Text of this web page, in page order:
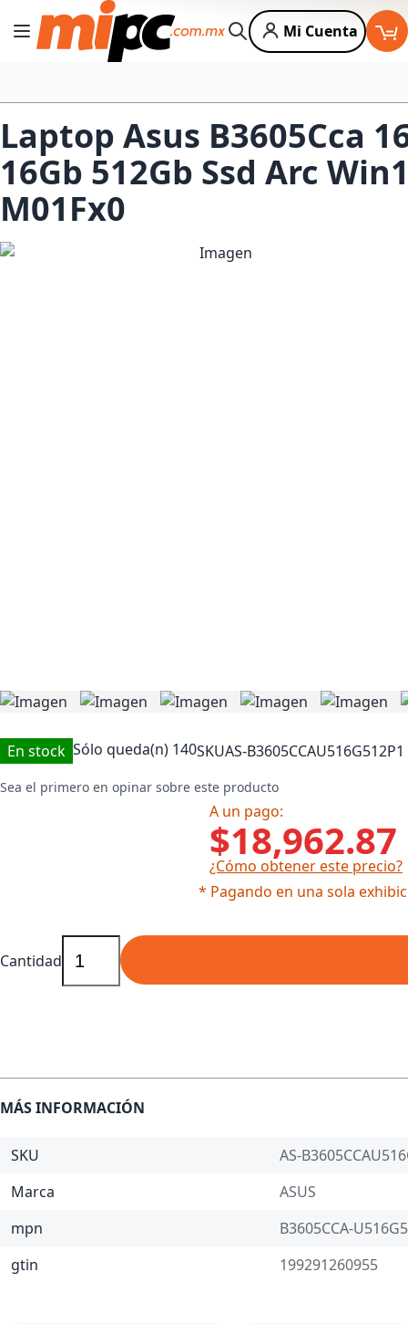
Cambiar Nav
Buscar
Mi Cuenta
Laptop Asus B3605Cca
16Gb 512Gb Ssd Arc
M01Fx0
En stock Sólo queda(n) 140SKUAS-B3605CCAU516G512P1
Sea el primero en opinar sobre este producto
A un pago:
$18,962.87
¿Cómo obtener este precio?
* Pagando en una sola
Cantidad
MÁS INFORMACIÓN
SKU
AS-
Marca
ASUS
mpn
B3605CCA-
gtin
199291260955